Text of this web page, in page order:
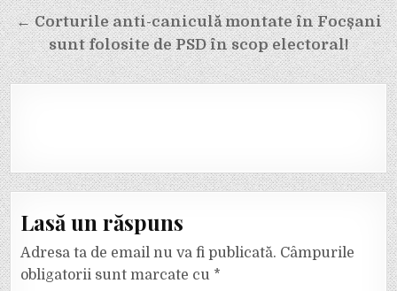
← Corturile anti-caniculă montate în Focșani
sunt folosite de PSD în scop electoral!
Lasă un răspuns
Adresa ta de email nu va fi publicată. Câmpurile
obligatorii sunt marcate cu *